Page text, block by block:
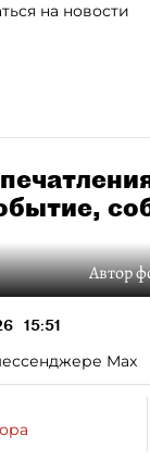
на новости
Автор
15:51
Max